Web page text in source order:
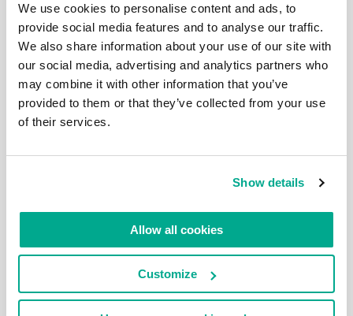
We use cookies to personalise content and ads, to
provide social media features and to analyse our traffic.
We also share information about your use of our site with
our social media, advertising and analytics partners who
may combine it with other information that you’ve
provided to them or that they’ve collected from your use
of their services.
Show details
Allow all cookies
Customize
着打击网络恶意方面建立国际合作迈出的第一步，在最
高政治层面认识到局势的严重性，并要快速采取步骤保
护关键基础设施。最近爆发的Stuxnet，让大家感到每
个人都应该变得聪明些；必须重新思考对待网络威胁的
态度！ 会议甚至朝着正确的方向采取了步骤。据我所
了解，此后一般执法机构与网络警务人员的接触有所加
强，对网络银行罪犯进行了跨境调查和逮捕。Carbanak
团伙抢劫银行故事就是一个例子。 唉，可后来网络空
间国际合作的计划和实施都破灭了。在2016年左右和
选举的不透明故事开始了（后来没有得到证实）——还
的读者会在网上找到相关的一切信息。 所以，有关这
信。在一次有希望的会议之后的10年里，我们看到的不
是合作，而是相互指责，完全忽视了相互合作。10年
来，网络犯罪分子积累了力量、经验、知识和阴险手
段，网络警察部队的国际合作机制在2016-2017年被彻
底摧毁。//我记得当时我把关系的冷却评论为”黑客天
堂”。唉，看来是对的：（ 10年来相互指责的技能发展
得很好——动不动就说是俄罗斯或中国的错。此时让我